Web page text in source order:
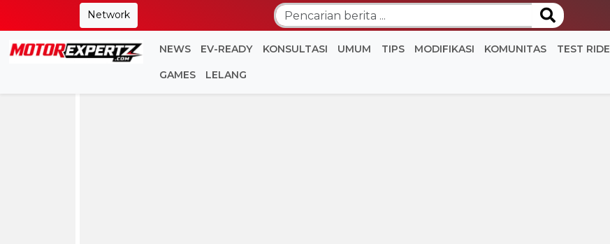
Network
NEWS EV-READY KONSULTASI UMUM TIPS MODIFIKASI KOMUNITAS TEST RIDE
GAMES LELANG